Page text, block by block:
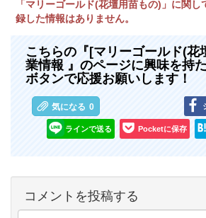
「マリーゴールド(花壇用苗もの)」に関
録した情報はありません。
こちらの『[マリーゴールド(花
業情報 』のページに興味を持
ボタンで応援お願いします！
気になる 0
ラインで送る Pocketに保存
コメントを投稿する